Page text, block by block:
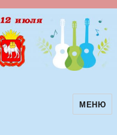
авторскойМЕНЮ